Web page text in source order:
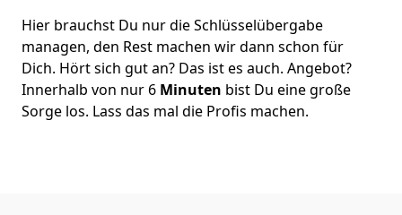
Hier brauchst Du nur die Schlüsselübergabe
managen, den Rest machen wir dann schon für
Dich. Hört sich gut an? Das ist es auch. Angebot?
Innerhalb von nur 6 Minuten bist Du eine große
Sorge los. Lass das mal die Profis machen.